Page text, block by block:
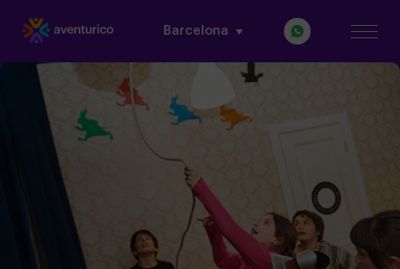
Barcelona